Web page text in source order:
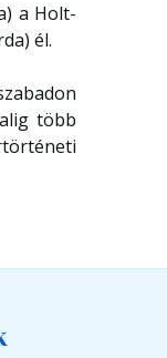
a Holt-
él.
több